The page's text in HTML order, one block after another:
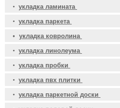
• укладка ламината
• укладка паркета
• укладка ковролина
• укладка линолеума
• укладка пробки
• укладка пвх плитки
• укладка паркетной доски